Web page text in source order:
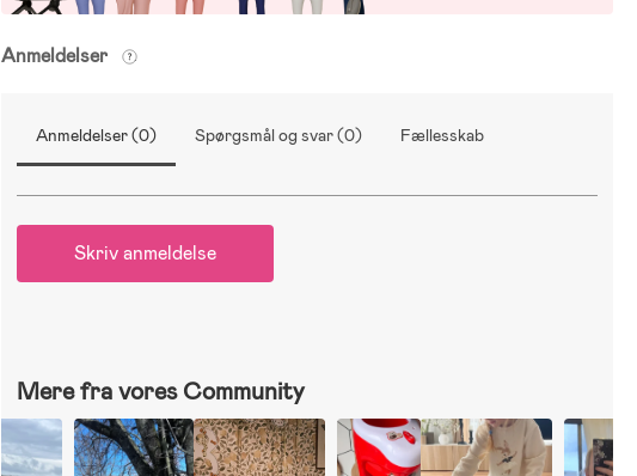
Anmeldelser
Anmeldelser (0) Spørgsmål og svar (0) Fællesskab
Skriv anmeldelse
Mere fra vores Community